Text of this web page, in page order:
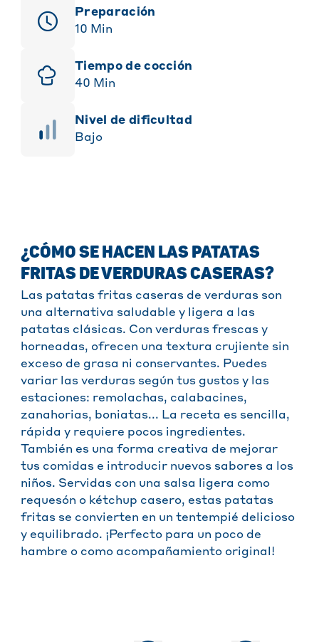
Preparación
10 Min
Tiempo de cocción
40 Min
Nivel de dificultad
Bajo
¿CÓMO SE HACEN LAS PATATAS
FRITAS DE VERDURAS CASERAS?
Las patatas fritas caseras de verduras son
una alternativa saludable y ligera a las
patatas clásicas. Con verduras frescas y
horneadas, ofrecen una textura crujiente sin
exceso de grasa ni conservantes. Puedes
variar las verduras según tus gustos y las
estaciones: remolachas, calabacines,
zanahorias, boniatas... La receta es sencilla,
rápida y requiere pocos ingredientes.
También es una forma creativa de mejorar
tus comidas e introducir nuevos sabores a los
niños. Servidas con una salsa ligera como
requesón o kétchup casero, estas patatas
fritas se convierten en un tentempié delicioso
y equilibrado. ¡Perfecto para un poco de
hambre o como acompañamiento original!